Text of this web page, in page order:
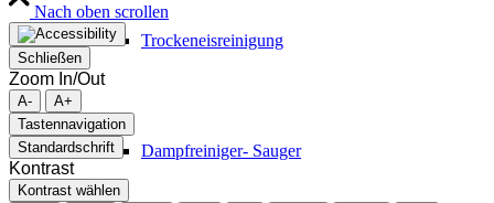
Trockeneisreinigung
Dampfreiniger- Sauger
Nach oben scrollen
Schließen
Zoom In/Out
A-
A+
Tastennavigation
Standardschrift
Kontrast
Kontrast wählen